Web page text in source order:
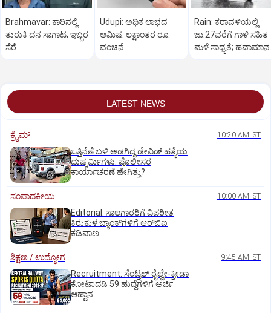
Brahmavar: ಕಾರಿನಲ್ಲಿ
ತುರುಕಿ ದನ ಸಾಗಾಟ; ಇಬ್ಬರ
ಸೆರೆ
Udupi: ಅಧಿಕ ಲಾಭದ
ಆಮಿಷ: ಲಕ್ಷಾಂತರ ರೂ.
ವಂಚನೆ
Rain: ಕರಾವಳಿಯಲ್ಲಿ
ಜು.27ವರೆಗೆ ಗಾಳಿ ಸಹಿತ
ಮಳೆ ಸಾಧ್ಯತೆ; ಹವಾಮಾನ
LATEST NEWS
ಕ್ರೈಮ್ 10:20 AM IST
ಒತ್ತಿನೆಣೆ ಬಳಿ ಅಡಗಿದ್ದ ಡೇವಿಡ್‌ ಹತ್ಯೆಯ
ದುಷ್ಕರ್ಮಿಗಳು: ಪೊಲೀಸರ
ಕಾರ್ಯಾಚರಣೆ ಹೇಗಿತ್ತು?
ಸಂಪಾದಕೀಯ 10:00 AM IST
Editorial: ಸಾಲಗಾರರಿಗೆ ವಿಪರೀತ
ಕಿರುಕುಳ ಬ್ಯಾಂಕ್‌ಗಳಿಗೆ ಆರ್‌ಬಿಐ
ಕಡಿವಾಣ
ಶಿಕ್ಷಣ / ಉದ್ಯೋಗ 9:45 AM IST
Recruitment: ಸೆಂಟ್ರಲ್‌ ರೈಲ್ವೇ-ಕ್ರೀಡಾ
ಕೋಟಾದಡಿ 59 ಹುದ್ದೆಗಳಿಗೆ ಅರ್ಜಿ
ಆಹ್ವಾನ